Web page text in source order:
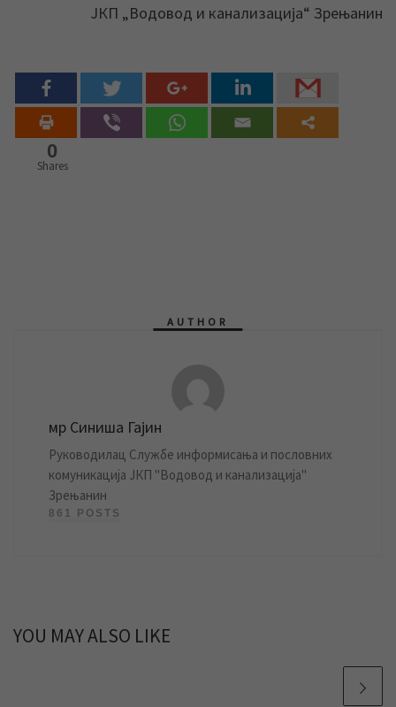
ЈКП „Водовод и канализација“ Зрењанин
0
Shares
AUTHOR
мр Синиша Гајин
Руководилац Службе информисања и пословних
комуникација ЈКП "Водовод и канализација"
Зрењанин
861 POSTS
YOU MAY ALSO LIKE